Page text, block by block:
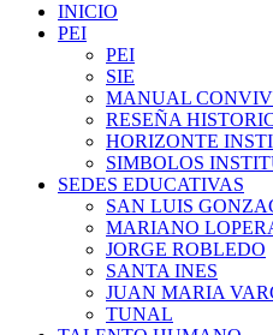
INICIO
PEI
PEI
SIE
MANUAL
RESEÑA
HORIZONTE
SIMBOLOS
SEDES EDUCATIVAS
SAN LUIS
MARIANO
JORGE ROBLEDO
SANTA INES
JUAN MARIA
TUNAL